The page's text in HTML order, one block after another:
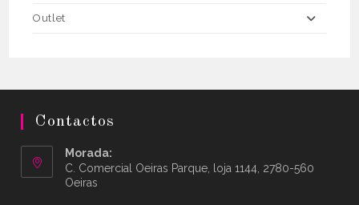
Outlet
Contactos
Morada:
C. Comercial Oeiras Parque, loja 1144, 2780-560
Oeiras